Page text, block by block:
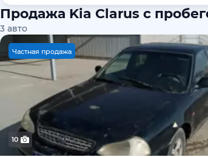
Продажа Kia Clarus с
3 авто
Частная продажа
10